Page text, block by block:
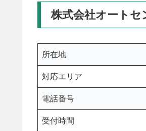
株式会社オートセ
所在地
対応エリア
電話番号
受付時間